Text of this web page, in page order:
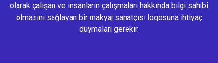
olarak çalışan ve insanların çalışmaları hakkında bilgi sahibi
olmasını sağlayan bir makyaj sanatçısı logosuna ihtiyaç
duymaları gerekir.